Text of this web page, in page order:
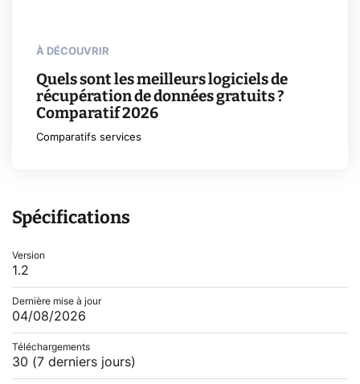
À DÉCOUVRIR
Quels sont les meilleurs logiciels de
récupération de données gratuits ?
Comparatif 2026
Comparatifs services
Spécifications
Version
1.2
Dernière mise à jour
04/08/2026
Téléchargements
30 (7 derniers jours)